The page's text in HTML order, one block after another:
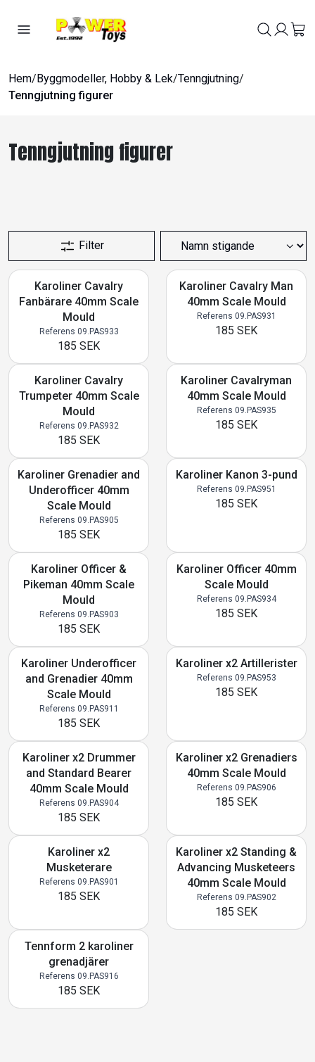
Hem/Byggmodeller, Hobby & Lek/Tenngjutning/
Tenngjutning figurer
Tenngjutning figurer
Filter
Karoliner Cavalry
Fanbärare 40mm Scale
Mould
Referens 09.PAS933
185 SEK
Karoliner Cavalry Man
40mm Scale Mould
Referens 09.PAS931
185 SEK
Karoliner Cavalry
Trumpeter 40mm Scale
Mould
Referens 09.PAS932
185 SEK
Karoliner Cavalryman
40mm Scale Mould
Referens 09.PAS935
185 SEK
Karoliner Grenadier and
Underofficer 40mm
Scale Mould
Referens 09.PAS905
185 SEK
Karoliner Kanon 3-pund
Referens 09.PAS951
185 SEK
Karoliner Officer &
Pikeman 40mm Scale
Mould
Referens 09.PAS903
185 SEK
Karoliner Officer 40mm
Scale Mould
Referens 09.PAS934
185 SEK
Karoliner Underofficer
and Grenadier 40mm
Scale Mould
Referens 09.PAS911
185 SEK
Karoliner x2 Artillerister
Referens 09.PAS953
185 SEK
Karoliner x2 Drummer
and Standard Bearer
40mm Scale Mould
Referens 09.PAS904
185 SEK
Karoliner x2 Grenadiers
40mm Scale Mould
Referens 09.PAS906
185 SEK
Karoliner x2
Musketerare
Referens 09.PAS901
185 SEK
Karoliner x2 Standing &
Advancing Musketeers
40mm Scale Mould
Referens 09.PAS902
185 SEK
Tennform 2 karoliner
grenadjärer
Referens 09.PAS916
185 SEK